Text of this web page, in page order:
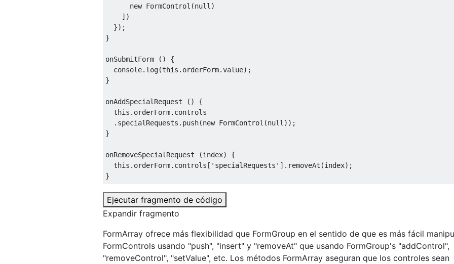
new FormControl(null )
    ])
  });
}
onSubmitForm () {
console.log(this .orderForm.value);
}
onAddSpecialRequest () {
this .orderForm.controls
  .specialRequests.push(
new FormControl(null ));
}
onRemoveSpecialRequest (index) {
this .orderForm.controls[ 'specialRequests' ].removeAt(index);
}
Ejecutar fragmento de código
Expandir fragmento
FormArray ofrece más flexibilidad que FormGroup en el sentido de que es más fácil
FormControls usando "push", "insert" y "removeAt" que usando FormGroup's "addControl",
"removeControl", "setValue", etc. Los métodos FormArray aseguran que los controles sean